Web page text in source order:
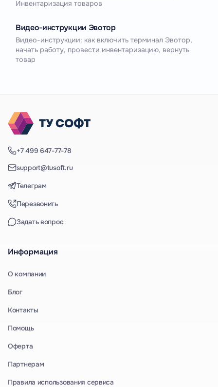
Инвентаризация товаров
Видео-инструкции Эвотор
Видео-инструкции: как включить терминал Эвотор,
начать работу, провести инвентаризацию, вернуть
товар
+7 499 647-77-78
support@tusoft.ru
Телеграм
Перезвонить
Задать вопрос
Информация
О компании
Блог
Контакты
Помощь
Оферта
Партнерам
Правила использования сервиса